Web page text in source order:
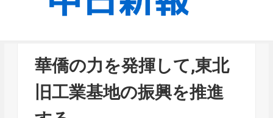
華僑の力を発揮して,東北
旧工業基地の振興を推進